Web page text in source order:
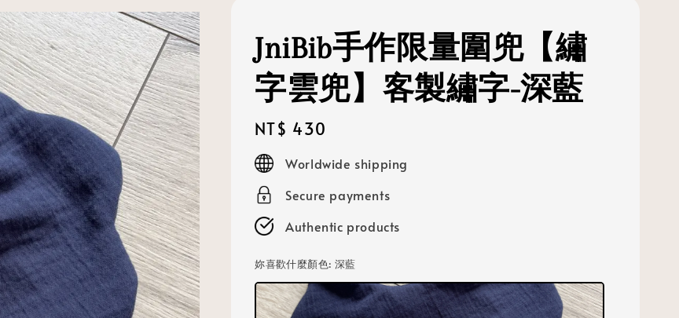
JniBib手作限量圍兜【繡
字雲兜】客製繡字-深藍
Regular
price
NT$ 430
Worldwide shipping
Secure payments
Authentic products
妳喜歡什麼顏色: 深藍